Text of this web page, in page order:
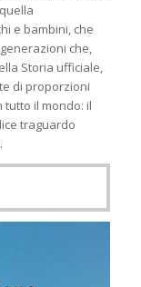
e bambini, che
che,
Storia ufficiale,
di proporzioni
tutto il mondo: il
traguardo